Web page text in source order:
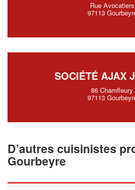
Rue Avocatiers
97113
SOCIÉTÉ AJAX
86 Chamfleury
97113
D’autres cuisinistes
Gourbeyre